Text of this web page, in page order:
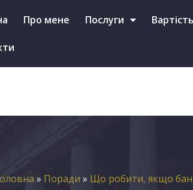
+38 (097)-587-46-79 (Viber, Telegram,
Про мене Послуги Вартість
» Поради » Що робити, якщо